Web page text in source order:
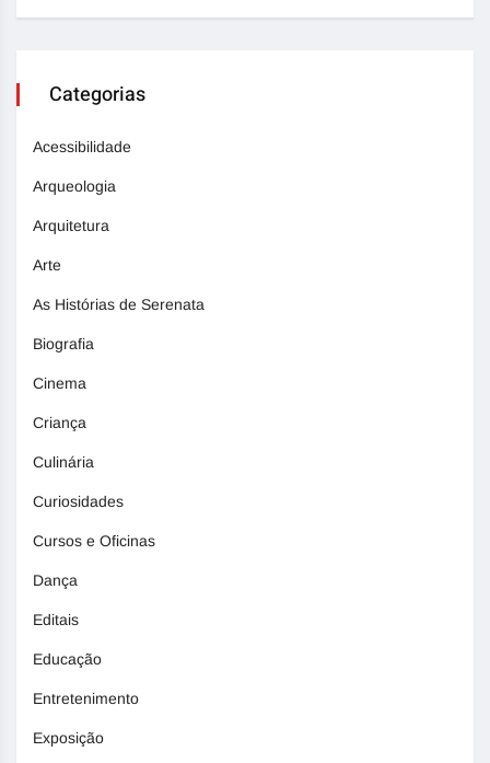
Categorias
Acessibilidade
Arqueologia
Arquitetura
Arte
As Histórias de Serenata
Biografia
Cinema
Criança
Culinária
Curiosidades
Cursos e Oficinas
Dança
Editais
Educação
Entretenimento
Exposição